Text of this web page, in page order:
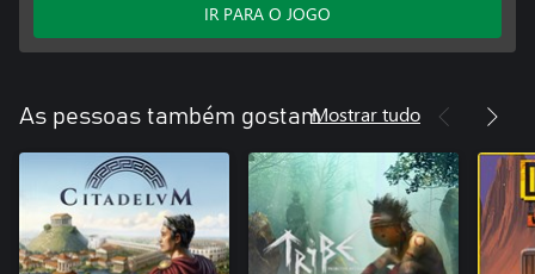
IR PARA O JOGO
As pessoas também gostamMostrar tudo